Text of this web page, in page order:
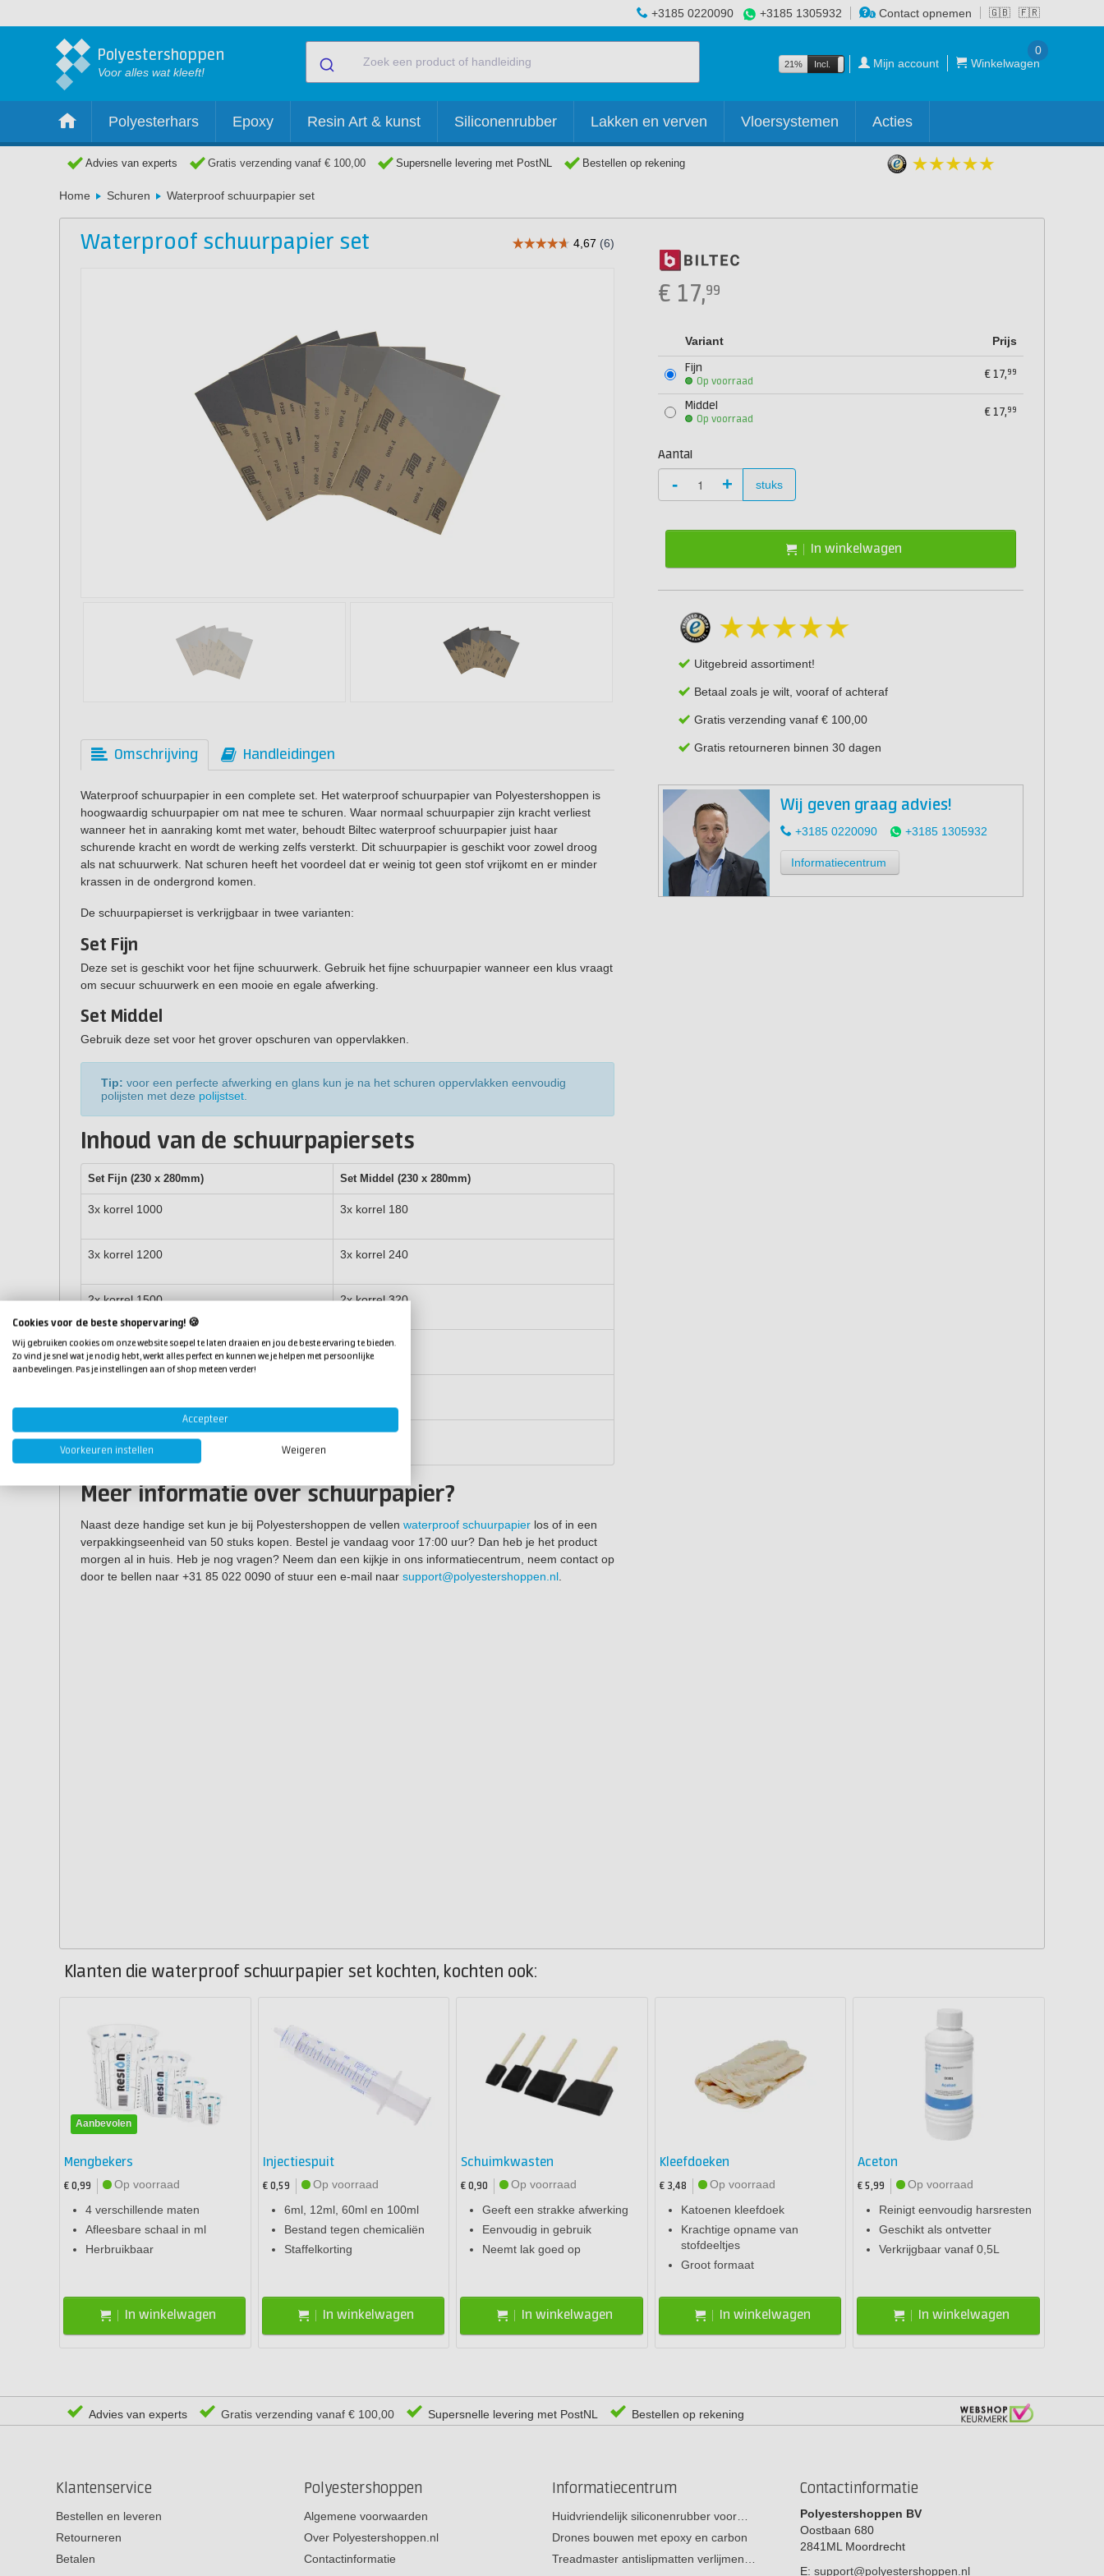
🇬🇧 🇫🇷
+3185 0220090 +3185 1305932 Contact opnemen
Polyestershoppen
Voor alles wat kleeft!
21% Incl. Excl. Mijn account Winkelwagen
0
Polyesterhars Epoxy Resin Art & kunst Siliconenrubber Lakken en verven Vloersystemen Acties
Advies van experts Gratis verzending vanaf € 100,00 Supersnelle levering met PostNL Bestellen op rekening
Home Schuren Waterproof schuurpapier set
Waterproof schuurpapier set
Omschrijving Handleidingen
Waterproof schuurpapier in een complete set. Het waterproof schuurpapier van Polyestershoppen is
hoogwaardig schuurpapier om nat mee te schuren. Waar normaal schuurpapier zijn kracht verliest
wanneer het in aanraking komt met water, behoudt Biltec waterproof schuurpapier juist haar
schurende kracht en wordt de werking zelfs versterkt. Dit schuurpapier is geschikt voor zowel droog
als nat schuurwerk. Nat schuren heeft het voordeel dat er weinig tot geen stof vrijkomt en er minder
krassen in de ondergrond komen.
De schuurpapierset is verkrijgbaar in twee varianten:
Set Fijn
Deze set is geschikt voor het fijne schuurwerk. Gebruik het fijne schuurpapier wanneer een klus vraagt
om secuur schuurwerk en een mooie en egale afwerking.
Set Middel
Gebruik deze set voor het grover opschuren van oppervlakken.
Tip: voor een perfecte afwerking en glans kun je na het schuren oppervlakken eenvoudig
polijsten met deze polijstset
Inhoud van de schuurpapiersets
Set Fijn (230 x 280mm) Set Middel (230 x 280mm)
3x korrel 1000 3x korrel 180
3x korrel 1200 3x korrel 240
2x korrel 1500 2x korrel 320
2x korrel 2000 2x korrel 400
2x korrel 800
Meer informatie over schuurpapier?
Naast deze handige set kun je bij Polyestershoppen de vellen waterproof schuurpapier los of in een
verpakkingseenheid van 50 stuks kopen. Bestel je vandaag voor 17:00 uur? Dan heb je het product
morgen al in huis. Heb je nog vragen? Neem dan een kijkje in ons informatiecentrum, neem contact op
door te bellen naar +31 85 022 0090 of stuur een e-mail naar support@polyestershoppen.nl
€ 17,99
Variant Prijs
Fijn
Op voorraad
€17,99
Middel
Op voorraad
€17,99
Aantal
- + stuks
In winkelwagen
Uitgebreid assortiment!
Betaal zoals je wilt, vooraf of achteraf
Gratis verzending vanaf € 100,00
Gratis retourneren binnen 30 dagen
Wij geven graag advies!
+3185 0220090 +3185 1305932
Informatiecentrum
Klanten die waterproof schuurpapier set kochten, kochten ook:
Aanbevolen
Mengbekers
€ 0,99
Op voorraad
4 verschillende maten
Afleesbare schaal in ml
Herbruikbaar
In winkelwagen
Injectiespuit
€ 0,59
Op voorraad
6ml, 12ml, 60ml en 100ml
Bestand tegen chemicaliën
Staffelkorting
In winkelwagen
Schuimkwasten
€ 0,90
Op voorraad
Geeft een strakke afwerking
Eenvoudig in gebruik
Neemt lak goed op
In winkelwagen
Kleefdoeken
€ 3,48
Op voorraad
Katoenen kleefdoek
Krachtige opname van
stofdeeltjes
Groot formaat
In winkelwagen
Aceton
€ 5,99
Op voorraad
Reinigt eenvoudig harsresten
Geschikt als ontvetter
Verkrijgbaar vanaf 0,5L
In winkelwagen
Advies van experts Gratis verzending vanaf € 100,00 Supersnelle levering met PostNL Bestellen op rekening
Klantenservice
Bestellen en leveren
Retourneren
Betalen
Polyestershoppen
Algemene voorwaarden
Over Polyestershoppen.nl
Contactinformatie
Informatiecentrum
Huidvriendelijk siliconenrubber voor…
Drones bouwen met epoxy en carbon
Treadmaster antislipmatten verlijmen…
Contactinformatie
Polyestershoppen BV
Oostbaan 680
2841ML Moordrecht
E: support@polyestershoppen.nl
Cookies voor de beste shopervaring! 🍪
Wij gebruiken cookies om onze website soepel te laten draaien en jou de beste ervaring te bieden.
Zo vind je snel wat je nodig hebt, werkt alles perfect en kunnen we je helpen met persoonlijke
aanbevelingen. Pas je instellingen aan of shop meteen verder!
Accepteer
Voorkeuren instellen Weigeren